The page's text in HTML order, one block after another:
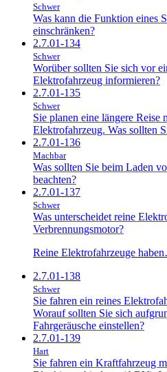
Schwer
Was kann die Funktion eines
einschränken?
2.7.01-134
Schwer
Worüber sollten Sie sich vor
Elektrofahrzeug informieren?
2.7.01-135
Schwer
Sie planen eine längere Reise
Elektrofahrzeug. Was sollten
2.7.01-136
Machbar
Was sollten Sie beim Laden
beachten?
2.7.01-137
Schwer
Was unterscheidet reine
Verbrennungsmotor?
Reine Elektrofahrzeuge
2.7.01-138
Schwer
Sie fahren ein reines
Worauf sollten Sie sich
Fahrgeräusche einstellen?
2.7.01-139
Hart
Sie fahren ein Kraftfahrzeug